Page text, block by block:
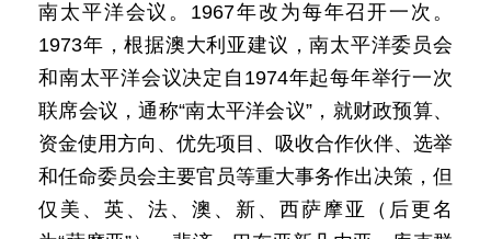
南太平洋会议。1967年改为每年召开一次。
1973年，根据澳大利亚建议，南太平洋委员会
和南太平洋会议决定自1974年起每年举行一次
联席会议，通称“南太平洋会议”，就财政预算、
资金使用方向、优先项目、吸收合作伙伴、选举
和任命委员会主要官员等重大事务作出决策，但
仅美、英、法、澳、新、西萨摩亚（后更名